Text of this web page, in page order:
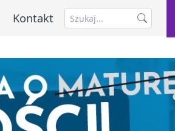
Kontakt